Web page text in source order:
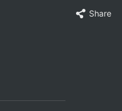
Share